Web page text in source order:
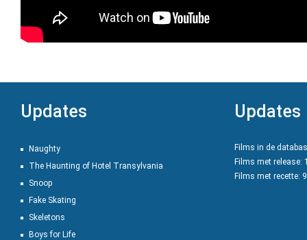
Updates
Naughty
The Haunting of Hotel Transylvania
Snoop
Fake Skating
Skeletons
Boys for Life
Updates
Films in de
Films met release:
Films met recette: